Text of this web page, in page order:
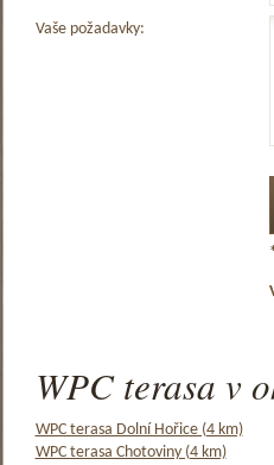
Vaše požadavky:
WPC terasa v
WPC terasa Dolní Hořice (4 km)
WPC terasa Chotoviny (4 km)